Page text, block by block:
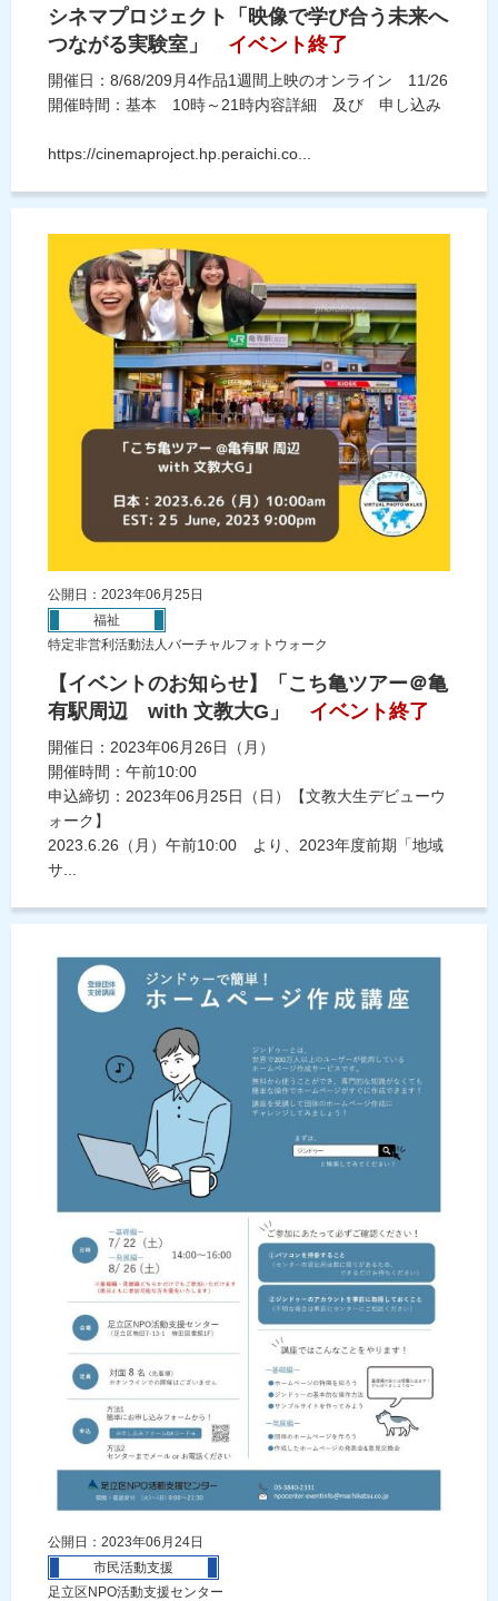
シネマプロジェクト「映像で学び合う未来へ
つながる実験室」
イベント終了
開催日：8/68/209月4作品1週間上映のオンライン 11/26
開催時間：基本 10時～21時内容詳細 及び 申し込み
https://cinemaproject.hp.peraichi.co...
公開日：2023年06月25日
福祉
特定非営利活動法人バーチャルフォトウォーク
【イベントのお知らせ】「こち亀ツアー＠亀
有駅周辺 with 文教大G」
イベント終了
開催日：2023年06月26日（月）
開催時間：午前10:00
申込締切：2023年06月25日（日）【文教大生デビューウ
ォーク】
2023.6.26（月）午前10:00 より、2023年度前期「地域
サ...
公開日：2023年06月24日
市民活動支援
足立区NPO活動支援センター